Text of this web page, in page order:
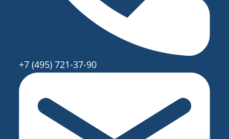
+7 (495) 721-37-90